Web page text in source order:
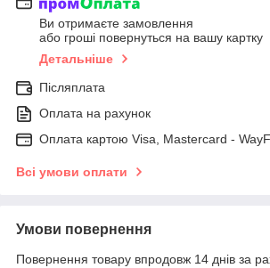
Ви отримаєте замовлення
або гроші повернуться на вашу картку
Детальніше
Післяплата
Оплата на рахунок
Оплата картою Visa, Mastercard -
Всі умови оплати
Умови повернення
Повернення товару впродовж 14 днів за